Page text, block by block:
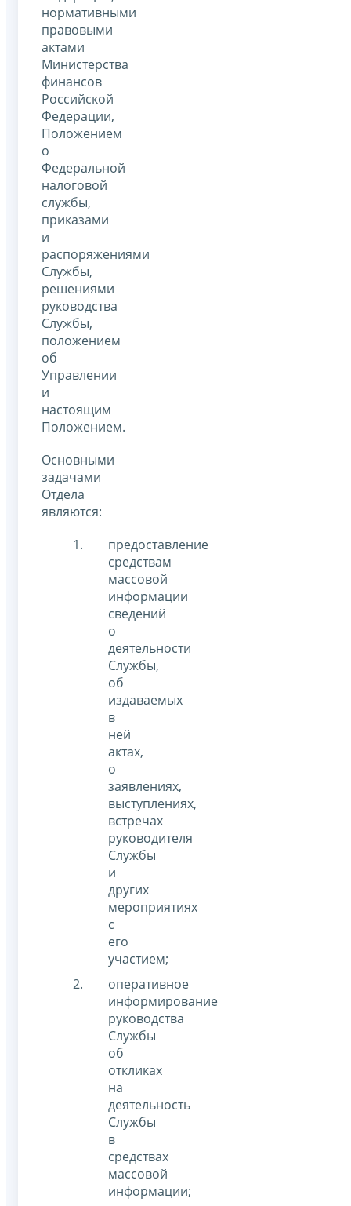
нормативными
правовыми
актами
Министерства
финансов
Российской
Федерации,
Положением
о
Федеральной
налоговой
службы,
приказами
и
распоряжениями
Службы,
решениями
руководства
Службы,
положением
об
Управлении
и
настоящим
Положением.
Основными
задачами
Отдела
являются:
предоставление
средствам
массовой
информации
сведений
о
деятельности
Службы,
об
издаваемых
в
ней
актах,
о
заявлениях,
выступлениях,
встречах
руководителя
Службы
и
других
мероприятиях
с
его
участием;
оперативное
информирование
руководства
Службы
об
откликах
на
деятельность
Службы
в
средствах
массовой
информации;